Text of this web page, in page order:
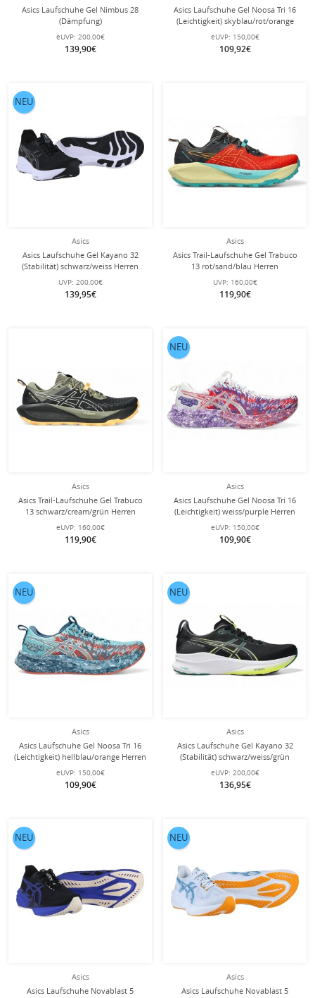
Asics Laufschuhe Gel Nimbus 28
(Dämpfung)
schwarz/kobaltblau/grün Herren
eUVP: 200,00€
139,90€
Asics Laufschuhe Gel Noosa Tri 16
(Leichtigkeit) skyblau/rot/orange
Herren
eUVP: 150,00€
109,92€
Asics
Asics Laufschuhe Gel Kayano 32
(Stabilität) schwarz/weiss Herren
UVP: 200,00€
139,95€
NEU
Asics
Asics Trail-Laufschuhe Gel Trabuco
13 rot/sand/blau Herren
UVP: 160,00€
119,90€
Asics
Asics Trail-Laufschuhe Gel Trabuco
13 schwarz/cream/grün Herren
eUVP: 160,00€
119,90€
Asics
Asics Laufschuhe Gel Noosa Tri 16
(Leichtigkeit) weiss/purple Herren
eUVP: 150,00€
109,90€
NEU
Asics
Asics Laufschuhe Gel Noosa Tri 16
(Leichtigkeit) hellblau/orange Herren
eUVP: 150,00€
109,90€
NEU
Asics
Asics Laufschuhe Gel Kayano 32
(Stabilität) schwarz/weiss/grün
Herren
eUVP: 200,00€
136,95€
NEU
Asics
Asics Laufschuhe Novablast 5
NEU
Asics
Asics Laufschuhe Novablast 5
NEU